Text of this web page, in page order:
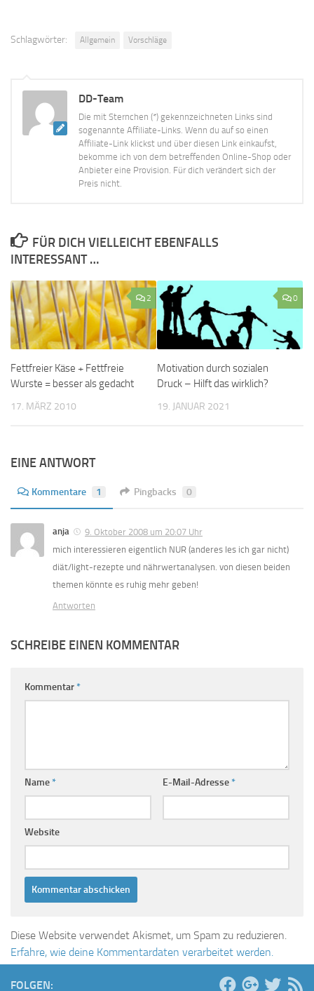
Schlagwörter: Allgemein Vorschläge
DD-Team
Die mit Sternchen (*) gekennzeichneten Links sind
sogenannte Affiliate-Links. Wenn du auf so einen
Affiliate-Link klickst und über diesen Link einkaufst,
bekomme ich von dem betreffenden Online-Shop oder
Anbieter eine Provision. Für dich verändert sich der
Preis nicht.
FÜR DICH VIELLEICHT EBENFALLS
INTERESSANT …
2
Fettfreier Käse + Fettfreie
Wurste = besser als gedacht
17. MÄRZ 2010
0
Motivation durch sozialen
Druck – Hilft das wirklich?
19. JANUAR 2021
EINE ANTWORT
Kommentare 1 Pingbacks 0
anja
9. Oktober 2008 um 20:07 Uhr
mich interessieren eigentlich NUR (anderes les ich gar nicht)
diät/light-rezepte und nährwertanalysen. von diesen beiden
themen könnte es ruhig mehr geben!
Antworten
SCHREIBE EINEN KOMMENTAR
Kommentar*
Name* E-Mail-Adresse*
Website
Diese Website verwendet Akismet, um Spam zu reduzieren.
Erfahre, wie deine Kommentardaten verarbeitet werden.
FOLGEN: